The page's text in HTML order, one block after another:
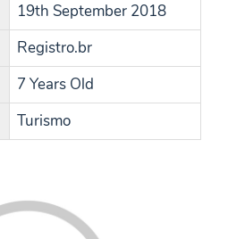
19th September 2018
Registro.br
7 Years Old
Turismo